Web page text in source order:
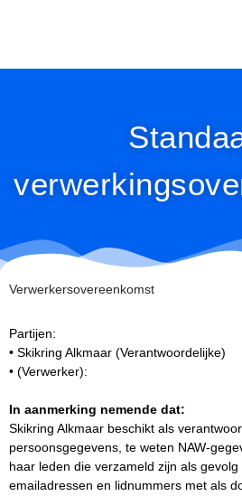
inhoud
Verwerkersovereenkomst
Partijen:
• Skikring Alkmaar (Verantwoordelijke)
• (Verwerker):
In aanmerking nemende dat:
Skikring Alkmaar beschikt als
persoonsgegevens, te weten NAW-
haar leden die verzameld zijn als
emailadressen en lidnummers met als